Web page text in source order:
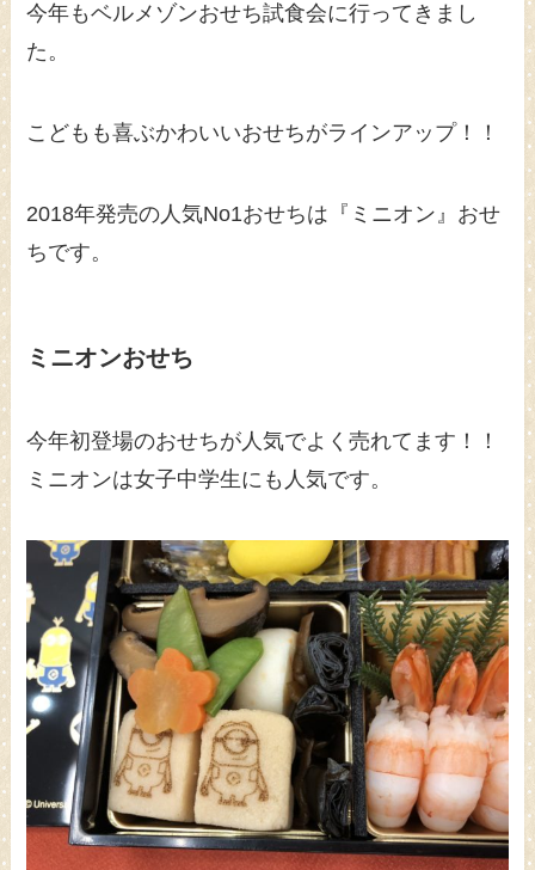
今年もベルメゾンおせち試食会に行ってきまし
た。
こどもも喜ぶかわいいおせちがラインアップ！！
2018年発売の人気No1おせちは『ミニオン』おせ
ちです。
ミニオンおせち
今年初登場のおせちが人気でよく売れてます！！
ミニオンは女子中学生にも人気です。